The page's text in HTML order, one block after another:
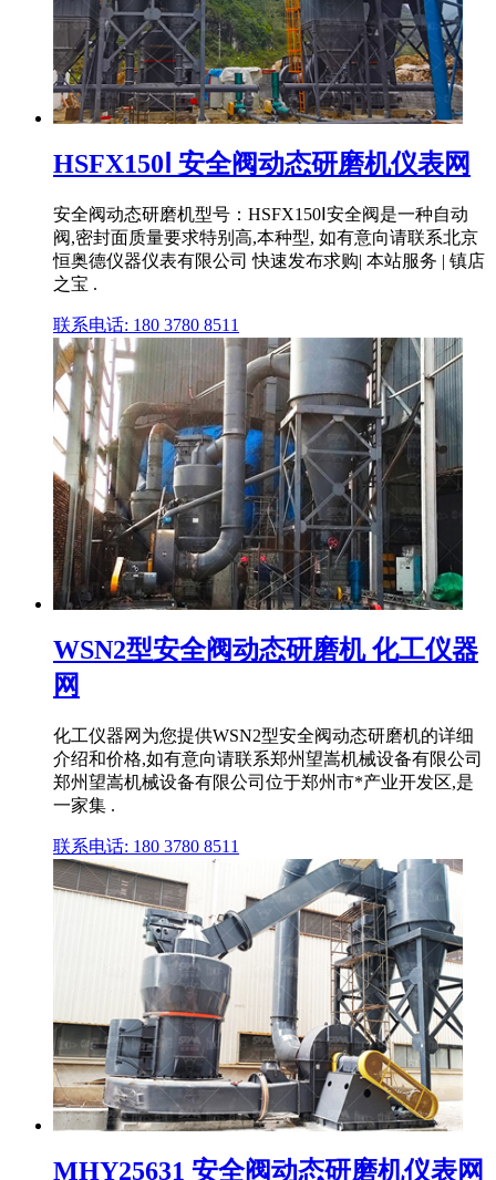
HSFX150Ⅰ 安全阀动态研磨机仪表网
安全阀动态研磨机型号：HSFX150Ⅰ安全阀是一种自动
阀,密封面质量要求特别高,本种型, 如有意向请联系北京
恒奥德仪器仪表有限公司 快速发布求购| 本站服务 | 镇店
之宝 .
联系电话: 180 3780 8511
WSN2型安全阀动态研磨机 化工仪器
网
化工仪器网为您提供WSN2型安全阀动态研磨机的详细
介绍和价格,如有意向请联系郑州望嵩机械设备有限公司
郑州望嵩机械设备有限公司位于郑州市*产业开发区,是
一家集 .
联系电话: 180 3780 8511
MHY25631 安全阀动态研磨机仪表网